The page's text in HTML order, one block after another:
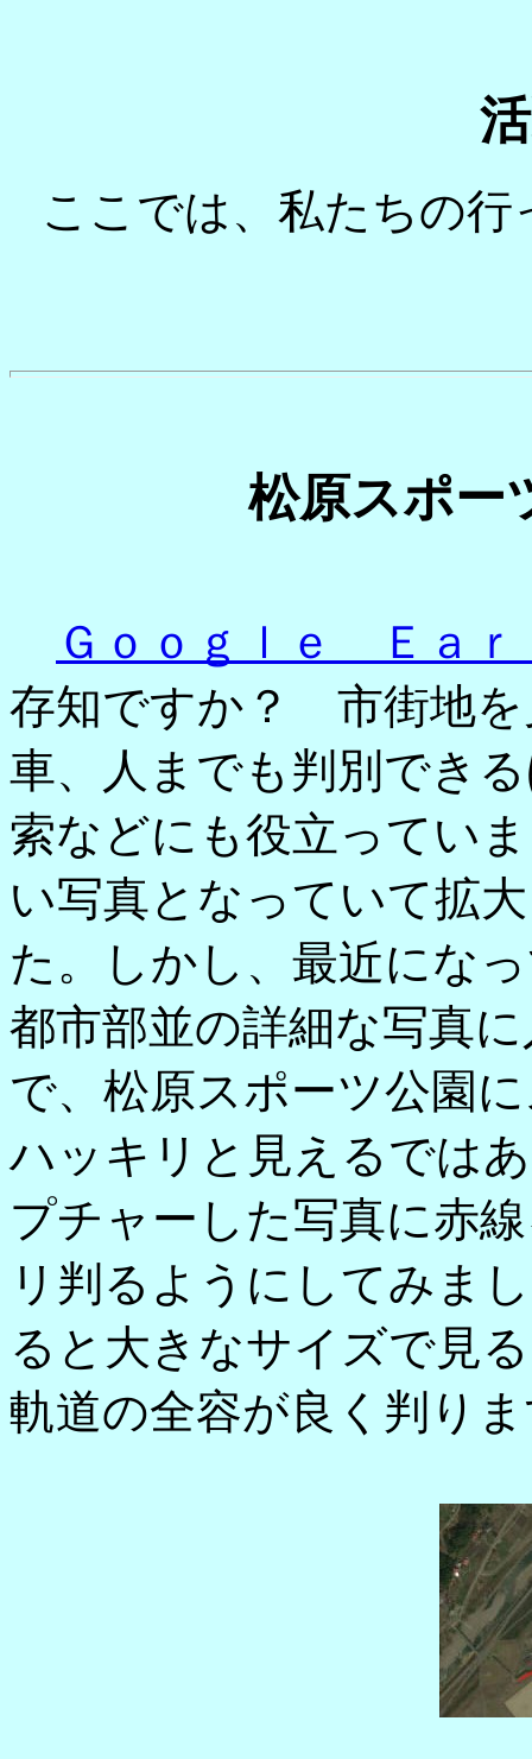
ここでは、私たちの
松原スポー
Ｇｏｏｇｌｅ Ｅａｒ
存知ですか？ 市街地を
車、人までも判別でき
索などにも役立ってい
い写真となっていて拡
た。しかし、最近にな
都市部並の詳細な写真
で、松原スポーツ公園
ハッキリと見えるでは
プチャーした写真に赤
リ判るようにしてみま
ると大きなサイズで見
軌道の全容が良く判り